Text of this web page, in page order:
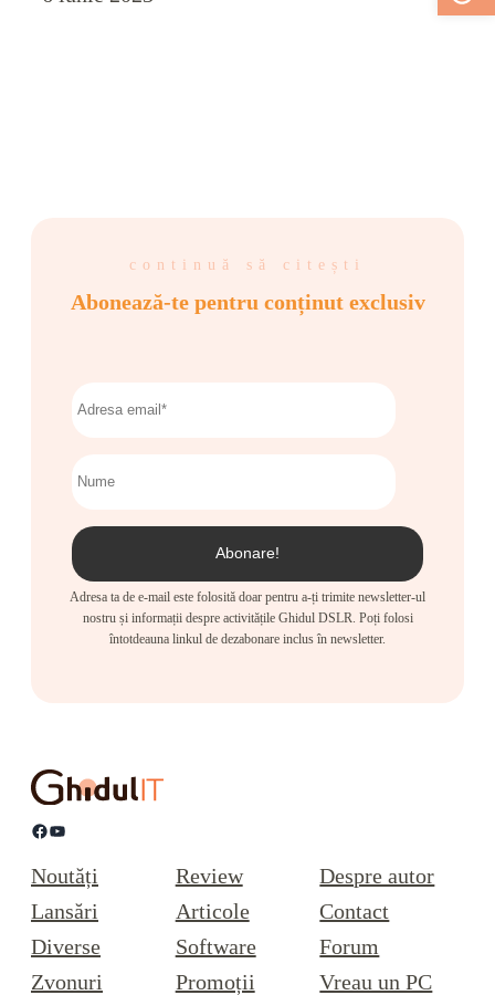
continuă să citești
Abonează-te pentru conținut exclusiv
Adresa ta de e-mail este folosită doar pentru a-ți trimite newsletter-ul
nostru și informații despre activitățile Ghidul DSLR. Poți folosi
întotdeauna linkul de dezabonare inclus în newsletter.
Facebook YouTube
Noutăți
Lansări
Diverse
Zvonuri
Review
Articole
Software
Promoții
Despre autor
Contact
Forum
Vreau un PC